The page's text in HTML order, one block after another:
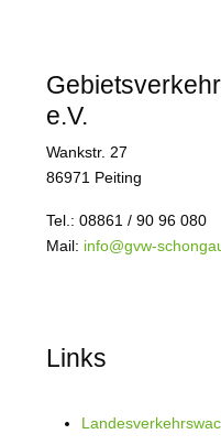
e.V.
Wankstr. 27
86971 Peiting
Tel.: 08861 / 90 96 080
Mail: info@gvw-
Links